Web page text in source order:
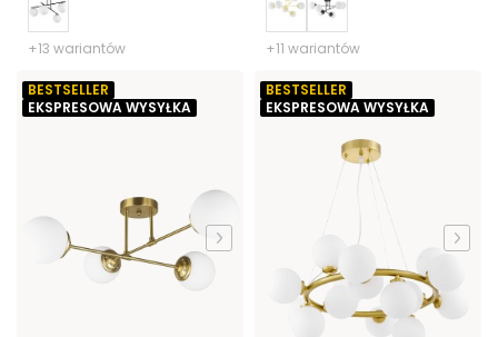
+13 wariantów +11 wariantów
BESTSELLER
EKSPRESOWA WYSYŁKA
BESTSELLER
EKSPRESOWA WYSYŁKA